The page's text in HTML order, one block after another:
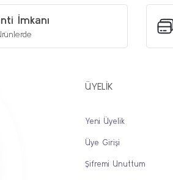
İmkanı
ÜYELİK
Yeni Üyelik
Üye Girişi
Şifremi Unuttum